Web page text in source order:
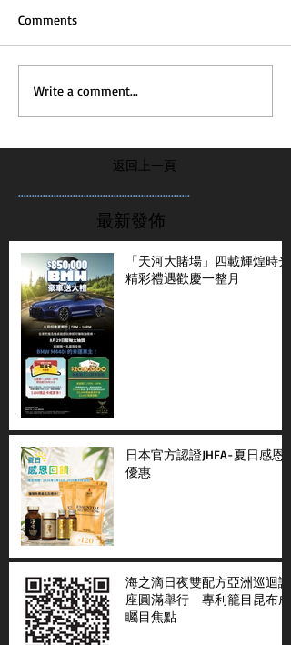
Comments
Write a comment...
返回上一頁
...............................................................
最新發佈
「天河大賭場」四載輝煌時光
精彩禮遇歡慶一整月
日本官方認證JHFA-夏日感恩
優惠
海之滴日夜雙配方亞洲巡迴講
座圓滿舉行 專利籠目昆布成
矚目焦點